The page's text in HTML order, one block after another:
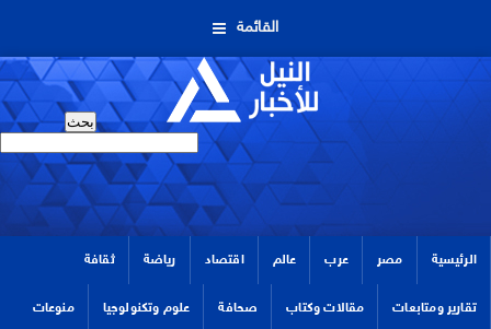
القائمة
الرئيسية مصر عرب عالم اقتصاد رياضة ثقافة
تقارير ومتابعات مقالات وكتاب صحافة علوم وتكنولوجيا منوعات